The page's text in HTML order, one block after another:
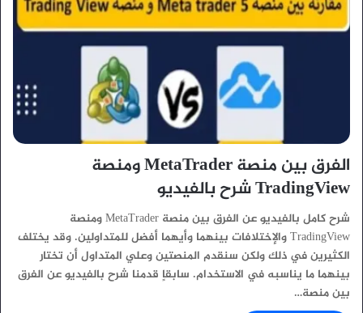
الفرق بين منصة MetaTrader ومنصة
TradingView شرح بالفيديو
شرح كامل بالفيديو عن الفرق بين منصة MetaTrader ومنصة
TradingView والإختلافات بينهما وأيهما أفضل للمتداولين. وقد يختلف
الكثيرين في ذلك ولكن سنقدم المنصتين وعلي المتداول أن تختار
بينهما ما يناسبه في الاستخدام. سابقاٍ قدمنا شرح بالفيديو عن الفرق
بين منصة…